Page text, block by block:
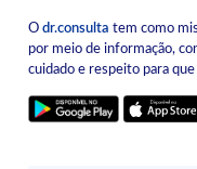
Odr.consulta tem como
por meio de informação,
cuidado e respeito para